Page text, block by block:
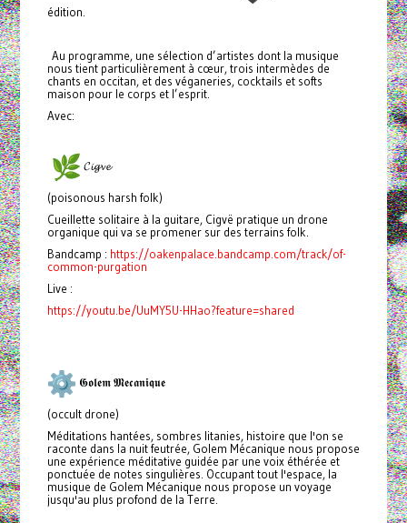
édition.
Au programme, une sélection d’artistes dont la musique
nous tient particulièrement à cœur, trois intermèdes de
chants en occitan, et des véganeries, cocktails et softs
maison pour le corps et l’esprit.
Avec:
𝓒𝓲𝓰𝓿𝓮
(poisonous harsh folk)
Cueillette solitaire à la guitare, Cigvë pratique un drone
organique qui va se promener sur des terrains folk.
Bandcamp : https://oakenpalace.bandcamp.com/track/of-
common-purgation
Live :
https://youtu.be/UuMY5U-HHao?feature=shared
𝕲𝖔𝖑𝖊𝖒 𝕸𝖊𝖈𝖆𝖓𝖎𝖖𝖚𝖊
(occult drone)
Méditations hantées, sombres litanies, histoire que l'on se
raconte dans la nuit feutrée, Golem Mécanique nous propose
une expérience méditative guidée par une voix éthérée et
ponctuée de notes singulières. Occupant tout l'espace, la
musique de Golem Mécanique nous propose un voyage
jusqu'au plus profond de la Terre.